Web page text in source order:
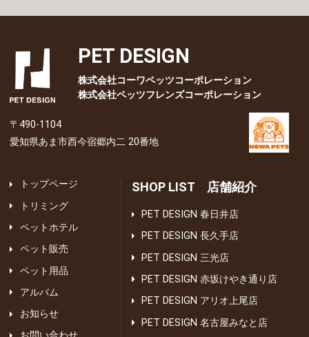
PET DESIGN
株式会社コーワペッツコーポレーション
株式会社ペッツフレンズコーポレーション
〒490-1104
愛知県あま市西今宿郷内二 20番地
トップページ
トリミング
ペットホテル
ペット販売
ペット用品
アルバム
お知らせ
SHOP LIST 店舗紹介
PET DESIGN 春日井店
PET DESIGN 長久手店
PET DESIGN 三光店
PET DESIGN 赤坂けやき通り店
PET DESIGN アリオ上尾店
PET DESIGN 名古屋みなと店